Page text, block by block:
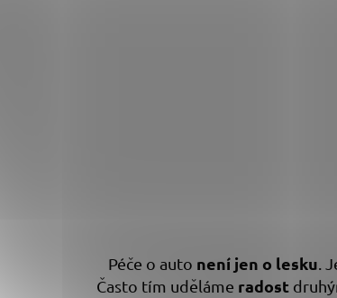
Péče o auto není jen o lesku .
Často tím uděláme radost